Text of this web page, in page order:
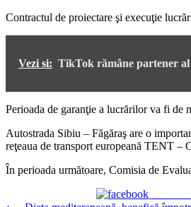
Contractul de proiectare şi execuţie
Vezi si: TikTok rămâne partener
Perioada de garanţie a lucrărilor va fi de
Autostrada Sibiu – Făgăraş are o
reţeaua de transport europeană TENT –
În perioada următoare, Comisia de